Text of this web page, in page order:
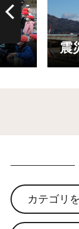
震
カテゴリ